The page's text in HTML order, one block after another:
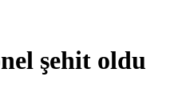
şehit oldu